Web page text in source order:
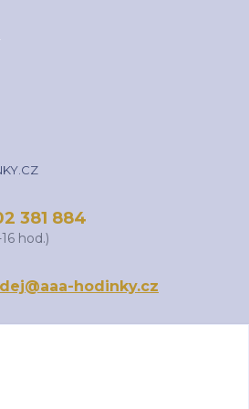
381 884
hod.)
hodinky.cz